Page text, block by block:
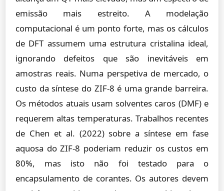
emissão mais estreito. A modelação
computacional é um ponto forte, mas os cálculos
de DFT assumem uma estrutura cristalina ideal,
ignorando defeitos que são inevitáveis em
amostras reais. Numa perspetiva de mercado, o
custo da síntese do ZIF-8 é uma grande barreira.
Os métodos atuais usam solventes caros (DMF) e
requerem altas temperaturas. Trabalhos recentes
de Chen et al. (2022) sobre a síntese em fase
aquosa do ZIF-8 poderiam reduzir os custos em
80%, mas isto não foi testado para o
encapsulamento de corantes. Os autores devem